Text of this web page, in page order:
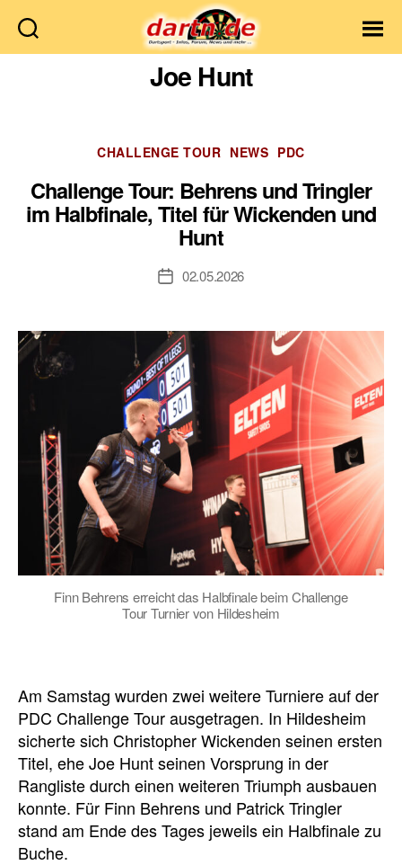
Dartn.de
Joe Hunt
Kategorien
CHALLENGE TOUR NEWS PDC
Challenge Tour: Behrens und Tringler
im Halbfinale, Titel für Wickenden und
Hunt
Veröffentlichungsdatum
02.05.2026
Finn Behrens erreicht das Halbfinale beim Challenge
Tour Turnier von Hildesheim
Am Samstag wurden zwei weitere Turniere auf der
PDC Challenge Tour ausgetragen. In Hildesheim
sicherte sich Christopher Wickenden seinen ersten
Titel, ehe Joe Hunt seinen Vorsprung in der
Rangliste durch einen weiteren Triumph ausbauen
konnte. Für Finn Behrens und Patrick Tringler
stand am Ende des Tages jeweils ein Halbfinale zu
Buche.